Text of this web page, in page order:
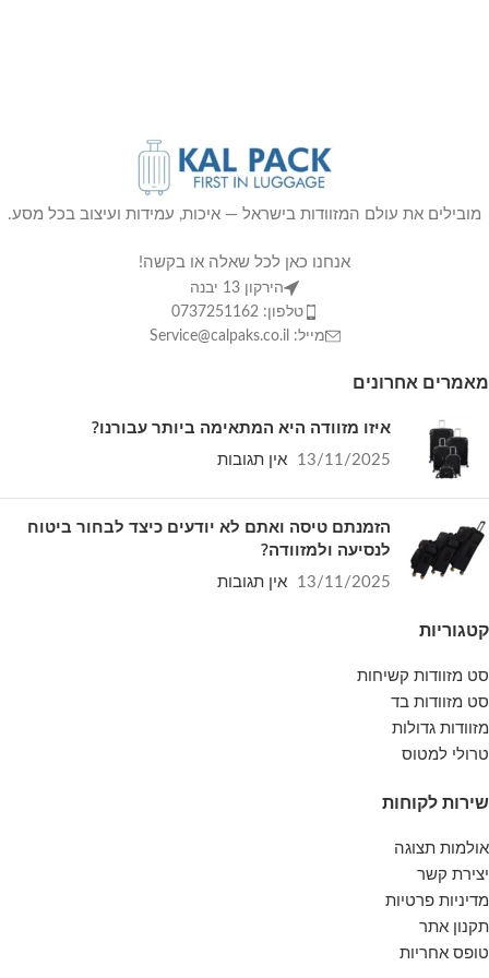
מובילים את עולם המזוודות בישראל — איכות, עמידות ועיצוב בכל מסע.
אנחנו כאן לכל שאלה או בקשה!
הירקון 13 יבנה
טלפון: 0737251162
מייל: Service@calpaks.co.il
מאמרים אחרונים
איזו מזוודה היא המתאימה ביותר עבורנו?
13/11/2025 אין תגובות
הזמנתם טיסה ואתם לא יודעים כיצד לבחור ביטוח
לנסיעה ולמזוודה?
13/11/2025 אין תגובות
קטגוריות
סט מזוודות קשיחות
סט מזוודות בד
מזוודות גדולות
טרולי למטוס
שירות לקוחות
אולמות תצוגה
יצירת קשר
מדיניות פרטיות
תקנון אתר
טופס אחריות